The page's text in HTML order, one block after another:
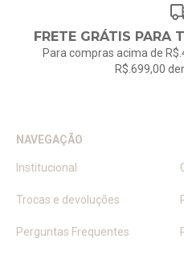
FRETE GRÁTIS PARA
Para compras acima de
R$.699,00
NAVEGAÇÃO
Institucional
Trocas e devoluções
Perguntas Frequentes